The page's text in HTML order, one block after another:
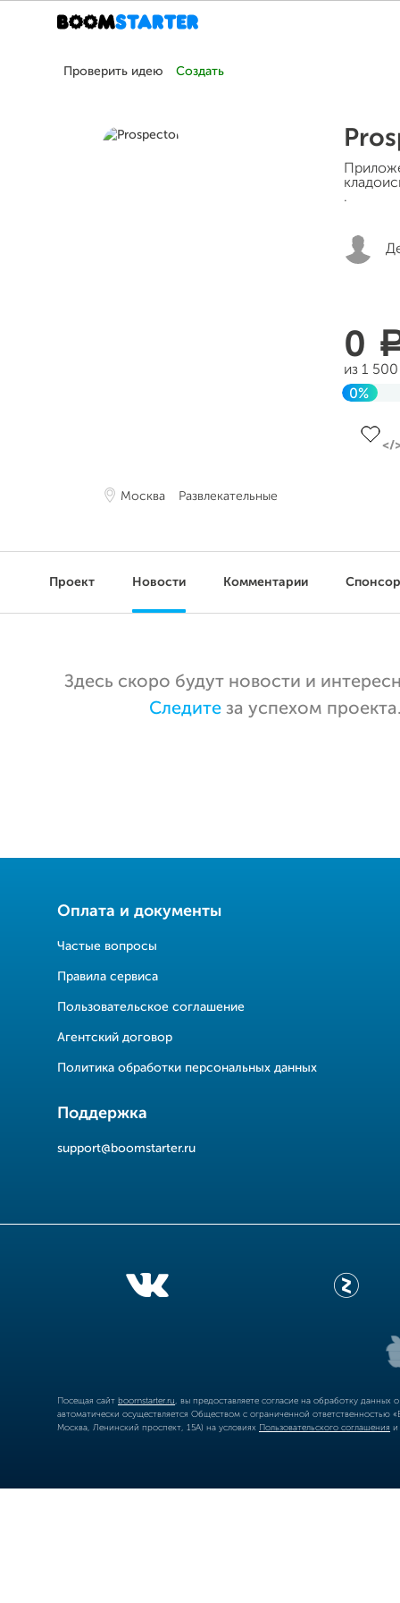
Проверить идею Создать
Москва Развлекательные
.
0
из 1
0%
Проект Новости Комментарии
Здесь скоро будут новости и
Следите за успехом
Оплата и документы
Частые вопросы
Правила сервиса
Пользовательское соглашение
Агентский договор
Политика обработки персональных данных
Поддержка
support@boomstarter.ru
Посещая сайт boomstarter.ru , вы предоставляете согласие на обработку
автоматически осуществляется Обществом с ограниченной
Москва, Ленинский проспект, 15А) на условиях Пользовательского соглашения и